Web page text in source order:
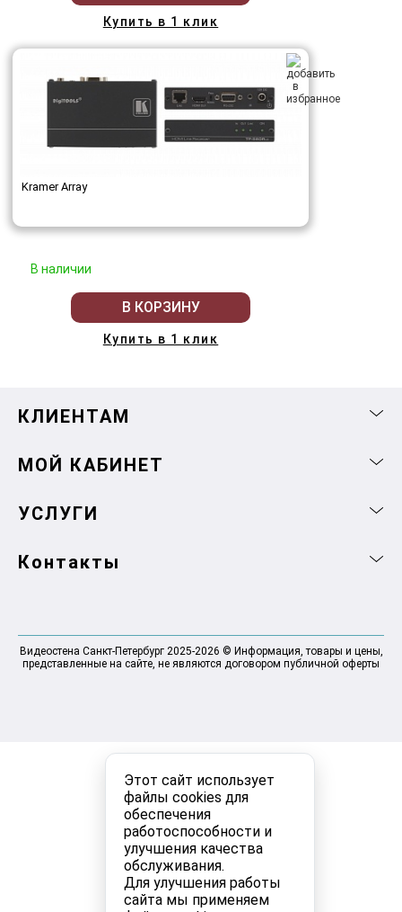
Этот сайт использует
файлы cookies для
обеспечения
работоспособности и
улучшения качества
обслуживания.
Для улучшения работы
сайта мы применяем
Купить в 1 клик
Kramer Array
В наличии
В КОРЗИНУ
Купить в 1 клик
КЛИЕНТАМ
МОЙ КАБИНЕТ
УСЛУГИ
Контакты
Видеостена Санкт-Петербург 2025-2026 © Информация, товары и цены,
представленные на сайте, не являются договором публичной оферты